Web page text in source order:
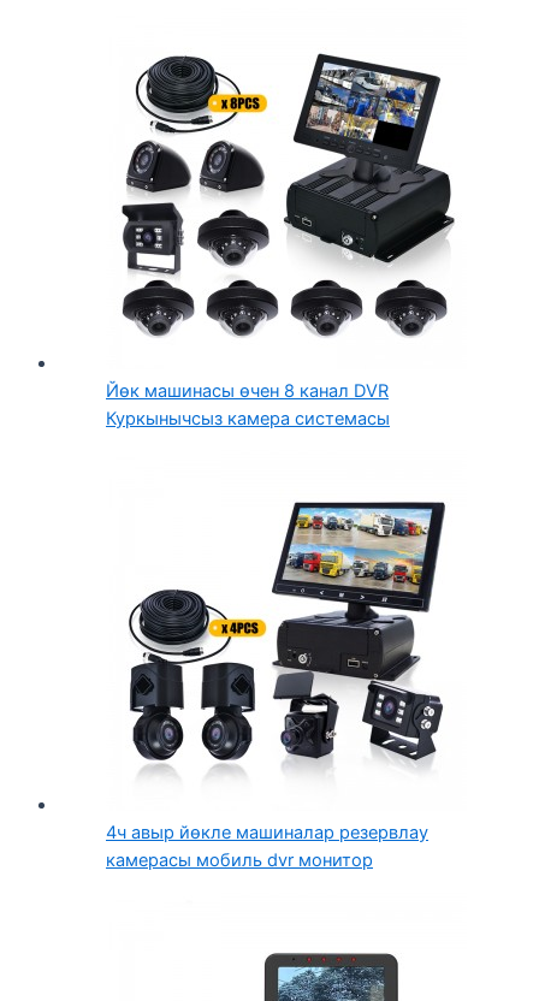
Йөк машинасы өчен 8 канал DVR
Куркынычсыз камера системасы
4ч авыр йөкле машиналар резервлау
камерасы мобиль dvr монитор